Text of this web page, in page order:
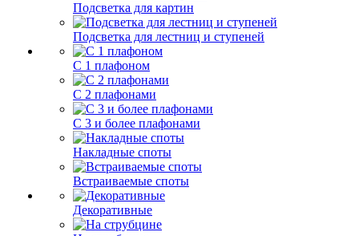
Подсветка для картин
Подсветка для лестниц и ступеней
С 1 плафоном
С 2 плафонами
С 3 и более плафонами
Накладные споты
Встраиваемые споты
Декоративные